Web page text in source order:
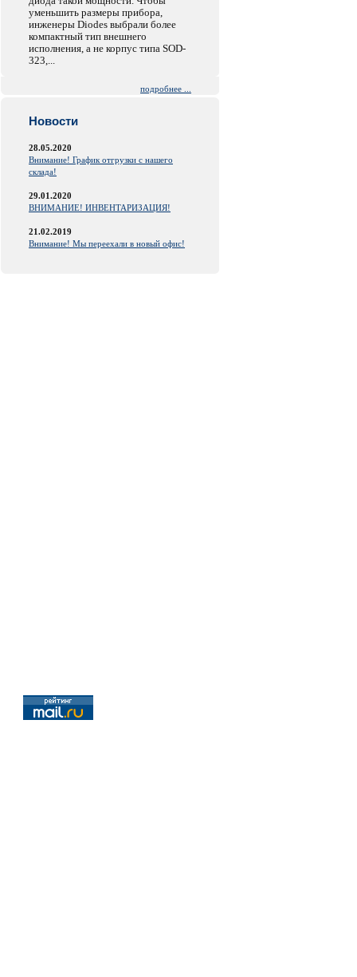
уменьшить размеры прибора,
инженеры Diodes выбрали более
компактный тип внешнего
исполнения, а не корпус типа SOD-
323,...
подробнее ...
Новости
28.05.2020
Внимание! График отгрузки с нашего
склада!
29.01.2020
ВНИМАНИЕ! ИНВЕНТАРИЗАЦИЯ!
21.02.2019
Внимание! Мы переехали в новый офис!